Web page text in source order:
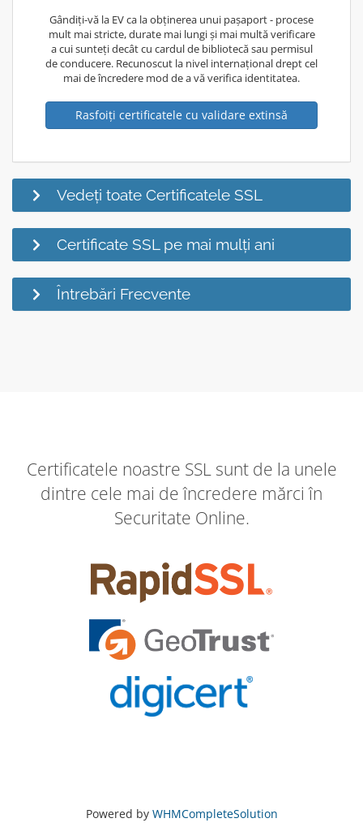
Gândiți-vă la EV ca la obținerea unui pașaport - procese
mult mai stricte, durate mai lungi și mai multă verificare
a cui sunteți decât cu cardul de bibliotecă sau permisul
de conducere. Recunoscut la nivel internațional drept cel
mai de încredere mod de a vă verifica identitatea.
Rasfoiți certificatele cu validare extinsă
Vedeți toate Certificatele SSL
Certificate SSL pe mai mulți ani
Întrebări Frecvente
Certificatele noastre SSL sunt de la unele
dintre cele mai de încredere mărci în
Securitate Online.
Powered by WHMCompleteSolution